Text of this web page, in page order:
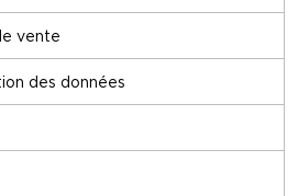
vente
des données